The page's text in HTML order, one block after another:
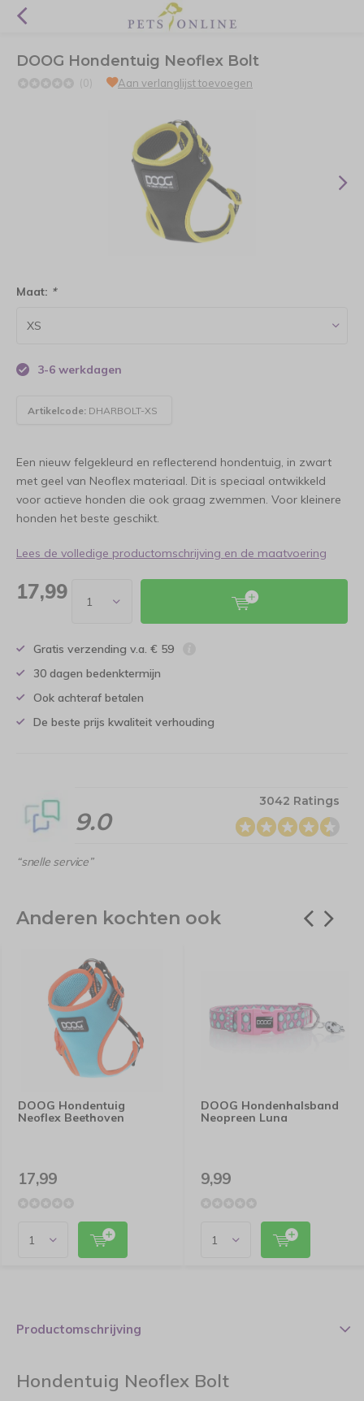
DOOG Hondentuig Neoflex Bolt
(0) Aan verlanglijst toevoegen
Maat: *
3-6 werkdagen
Artikelcode: DHARBOLT-XS
Een nieuw felgekleurd en reflecterend hondentuig, in zwart
met geel van Neoflex materiaal. Dit is speciaal ontwikkeld
voor actieve honden die ook graag zwemmen. Voor kleinere
honden het beste geschikt.
Lees de volledige productomschrijving en de maatvoering
17,99
Gratis verzending v.a. € 59
30 dagen bedenktermijn
Ook achteraf betalen
De beste prijs kwaliteit verhouding
9.0
3042 Ratings
“snelle service”
Anderen kochten ook
DOOG Hondentuig
Neoflex Beethoven
17,99
DOOG Hondenhalsband
Neopreen Luna
9,99
Productomschrijving
Hondentuig Neoflex Bolt